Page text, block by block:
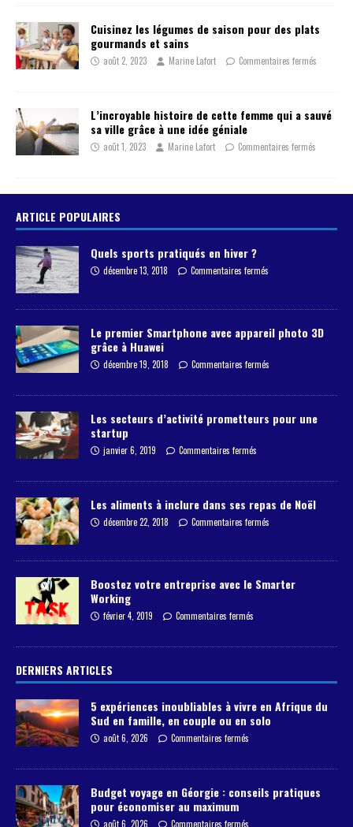
Cuisinez les légumes de saison pour des plats
gourmands et sains
août 2, 2023 Marine Lafort Commentaires fermés
L’incroyable histoire de cette femme qui a sauvé
sa ville grâce à une idée géniale
août 1, 2023 Marine Lafort Commentaires fermés
ARTICLE POPULAIRES
Quels sports pratiqués en hiver ?
décembre 13, 2018 Commentaires fermés
Le premier Smartphone avec appareil photo 3D
grâce à Huawei
décembre 19, 2018 Commentaires fermés
Les secteurs d’activité prometteurs pour une
startup
janvier 6, 2019 Commentaires fermés
Les aliments à inclure dans ses repas de Noël
décembre 22, 2018 Commentaires fermés
Boostez votre entreprise avec le Smarter
Working
février 4, 2019 Commentaires fermés
DERNIERS ARTICLES
5 expériences inoubliables à vivre en Afrique du
Sud en famille, en couple ou en solo
août 6, 2026 Commentaires fermés
Budget voyage en Géorgie : conseils pratiques
pour économiser au maximum
août 6, 2026 Commentaires fermés